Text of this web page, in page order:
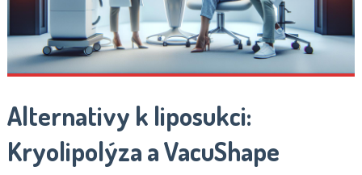
případech,
chaty
jsou
protože
pravděpodobně
získáte
včasnou
Alternativy k liposukci:
Kryolipolýza a VacuShape